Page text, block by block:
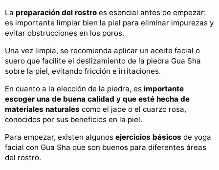
La preparación del rostro es esencial antes de empezar:
es importante limpiar bien la piel para eliminar impurezas y
evitar obstrucciones en los poros.
Una vez limpia, se recomienda aplicar un aceite facial o
suero que facilite el deslizamiento de la piedra Gua Sha
sobre la piel, evitando fricción e irritaciones.
En cuanto a la elección de la piedra, es importante
escoger una de buena calidad y que esté hecha de
materiales naturales como el jade o el cuarzo rosa,
conocidos por sus beneficios en la piel.
Para empezar, existen algunos ejercicios básicos de yoga
facial con Gua Sha que son buenos para diferentes áreas
del rostro.